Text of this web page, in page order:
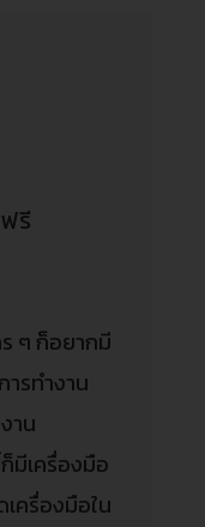
รี
ๆ ก็อยากมี
รทำงาน
าน
มีเครื่องมือ
ครื่องมือใน